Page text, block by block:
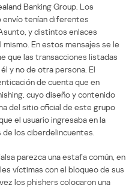
Banking Group. Los
envío tenían diferentes
y distintos enlaces
En estos mensajes se le
que las transacciones listadas
y no de otra persona. El
de cuenta que en
cuyo diseño y contenido
del sitio oficial de este grupo
el usuario ingresaba en la
de los ciberdelincuentes.
parezca una estafa común, en
víctimas con el bloqueo de sus
los phishers colocaron una